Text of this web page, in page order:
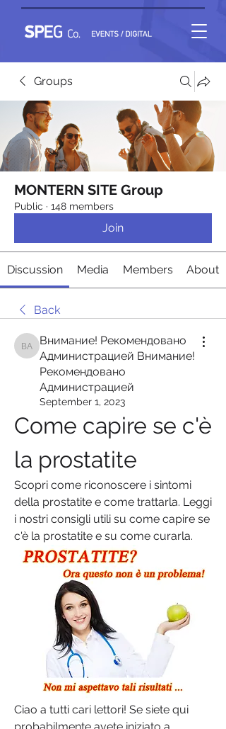
Groups
MONTERN SITE Group
Public · 148 members
Join
Discussion Media Members About
Back
Внимание! Рекомендовано Администрацией
Внимание! Рекомендовано
Администрацией Внимание!
Рекомендовано
Администрацией
September 1, 2023
Come capire se c'è
la prostatite
Scopri come riconoscere i sintomi
della prostatite e come trattarla. Leggi
i nostri consigli utili su come capire se
c'è la prostatite e su come curarla.
Ciao a tutti cari lettori! Se siete qui
probabilmente avete iniziato a